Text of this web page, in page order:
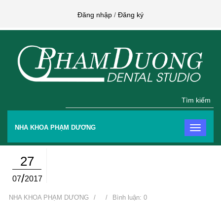
Đăng nhập / Đăng ký
Tìm kiếm
NHA KHOA PHẠM DƯƠNG
27
07/2017
NHA KHOA PHẠM DƯƠNG / / Bình luận: 0